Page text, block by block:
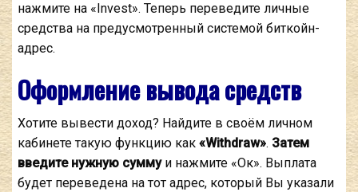
нажмите на «Invest». Теперь переведите личные
средства на предусмотренный системой биткойн-
адрес.
Оформление вывода средств
Хотите вывести доход? Найдите в своём личном
кабинете такую функцию как «Withdraw». Затем
введите нужную суммуи нажмите «Ок». Выплата
будет переведена на тот адрес, который Вы указали